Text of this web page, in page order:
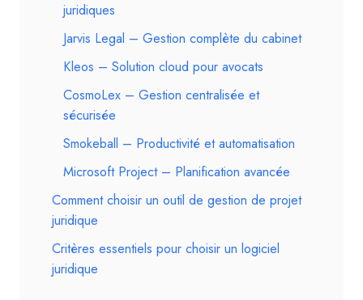
juridiques
Jarvis Legal – Gestion complète du cabinet
Kleos – Solution cloud pour avocats
CosmoLex – Gestion centralisée et
sécurisée
Smokeball – Productivité et automatisation
Microsoft Project – Planification avancée
Comment choisir un outil de gestion de projet
juridique
Critères essentiels pour choisir un logiciel
juridique